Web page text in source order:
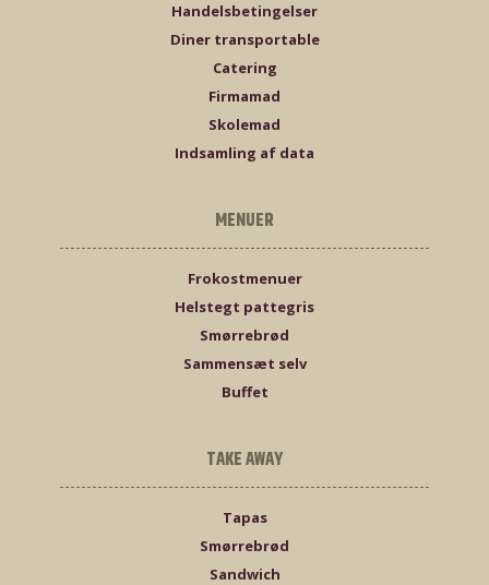
Handelsbetingelser
Diner transportable
Catering
Firmamad
Skolemad
Indsamling af data
MENUER
Frokostmenuer
Helstegt pattegris
Smørrebrød
Sammensæt selv
Buffet
TAKE AWAY
Tapas
Smørrebrød
Sandwich